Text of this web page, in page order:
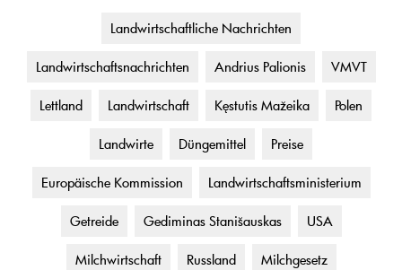
Landwirtschaftliche Nachrichten
Landwirtschaftsnachrichten Andrius Palionis VMVT
Lettland Landwirtschaft Kęstutis Mažeika Polen
Landwirte Düngemittel Preise
Europäische Kommission Landwirtschaftsministerium
Getreide Gediminas Stanišauskas USA
Milchwirtschaft Russland Milchgesetz